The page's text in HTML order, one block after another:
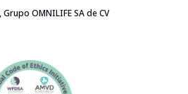
OMNILIFE SA de CV